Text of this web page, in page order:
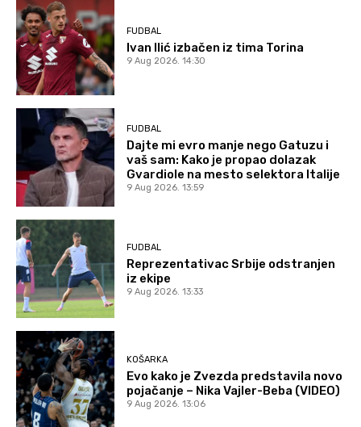
FUDBAL
Ivan Ilić izbačen iz tima Torina
9 Aug 2026. 14:30
FUDBAL
Dajte mi evro manje nego Gatuzu i
vaš sam: Kako je propao dolazak
Gvardiole na mesto selektora Italije
9 Aug 2026. 13:59
FUDBAL
Reprezentativac Srbije odstranjen
iz ekipe
9 Aug 2026. 13:33
KOŠARKA
Evo kako je Zvezda predstavila novo
pojačanje – Nika Vajler-Beba (VIDEO)
9 Aug 2026. 13:06